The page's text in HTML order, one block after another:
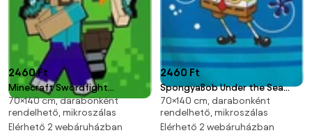
2460 Ft
Minecraft Swordfight
fürdőlepedő, strand törölköző
70x140cm (Fast Dry)
70×140 cm, darabonként
rendelhető, mikroszálas
Elérhető 2 webáruházban
2460 Ft
SpongyaBob Under the Sea
fürdőlepedő, strand törölköző
70x140cm (Fast Dry)
70×140 cm, darabonként
rendelhető, mikroszálas
Elérhető 2 webáruházban